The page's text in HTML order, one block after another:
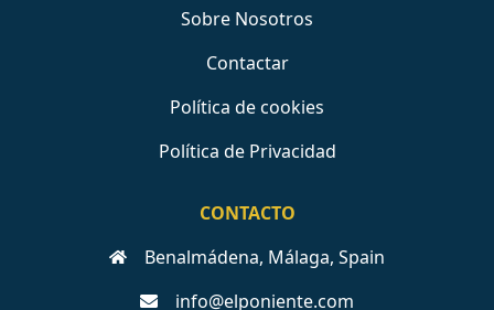
Sobre Nosotros
Contactar
Política de cookies
Política de Privacidad
CONTACTO
Benalmádena, Málaga, Spain
info@elponiente.com